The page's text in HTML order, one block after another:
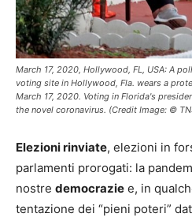
March 17, 2020, Hollywood, FL, USA: A
voting site in Hollywood, Fla. wears a
March 17, 2020. Voting in Florida's
the novel coronavirus. (Credit Image: ©
Elezioni rinviate, elezioni in
parlamenti prorogati: la
nostre democrazie e, in
tentazione dei “pieni poteri”